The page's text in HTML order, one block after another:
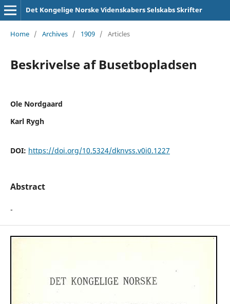
Det Kongelige Norske Videnskabers Selskabs Skrifter
Home / Archives / 1909 / Articles
Beskrivelse af Busetbopladsen
Ole Nordgaard
Karl Rygh
DOI: https://doi.org/10.5324/dknvss.v0i0.1227
Abstract
-